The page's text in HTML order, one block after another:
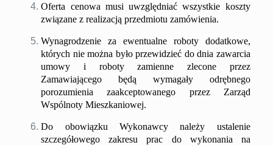
Oferta cenowa musi uwzględniać wszystkie koszty
związane z realizacją przedmiotu zamówienia.
Wynagrodzenie za ewentualne roboty dodatkowe,
których nie można było przewidzieć do dnia zawarcia
umowy i roboty zamienne zlecone przez
Zamawiającego będą wymagały odrębnego
porozumienia zaakceptowanego przez Zarząd
Wspólnoty Mieszkaniowej.
Do obowiązku Wykonawcy należy ustalenie
szczegółowego zakresu prac do wykonania na